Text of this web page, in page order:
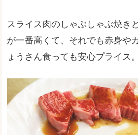
スライス肉のしゃぶしゃぶ焼き
が一番高くて、それでも赤身や
ょうさん食っても安心プライス。